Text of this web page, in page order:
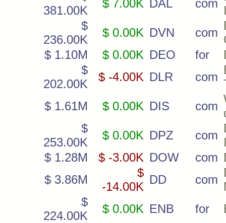
381.00K
$ 7.00K DAL com
$
236.00K
$ 0.00K DVN com
$ 1.10M
$ 0.00K DEO for
$
202.00K
$ -4.00K DLR com
$ 1.61M
$ 0.00K DIS com
$
253.00K
$ 0.00K DPZ com
$ 1.28M
$ -3.00K DOW com
$ 3.86M
$
-14.00K
DD com
$
224.00K
$ 0.00K ENB for